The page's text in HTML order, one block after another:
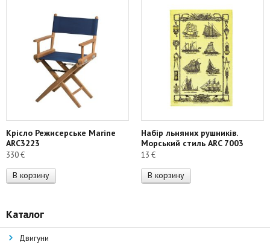
Крісло Режисерське Marine
ARC3223
330€
В корзину
Набір льняних рушників.
Морський стиль ARC 7003
13 €
В корзину
Каталог
Двигуни